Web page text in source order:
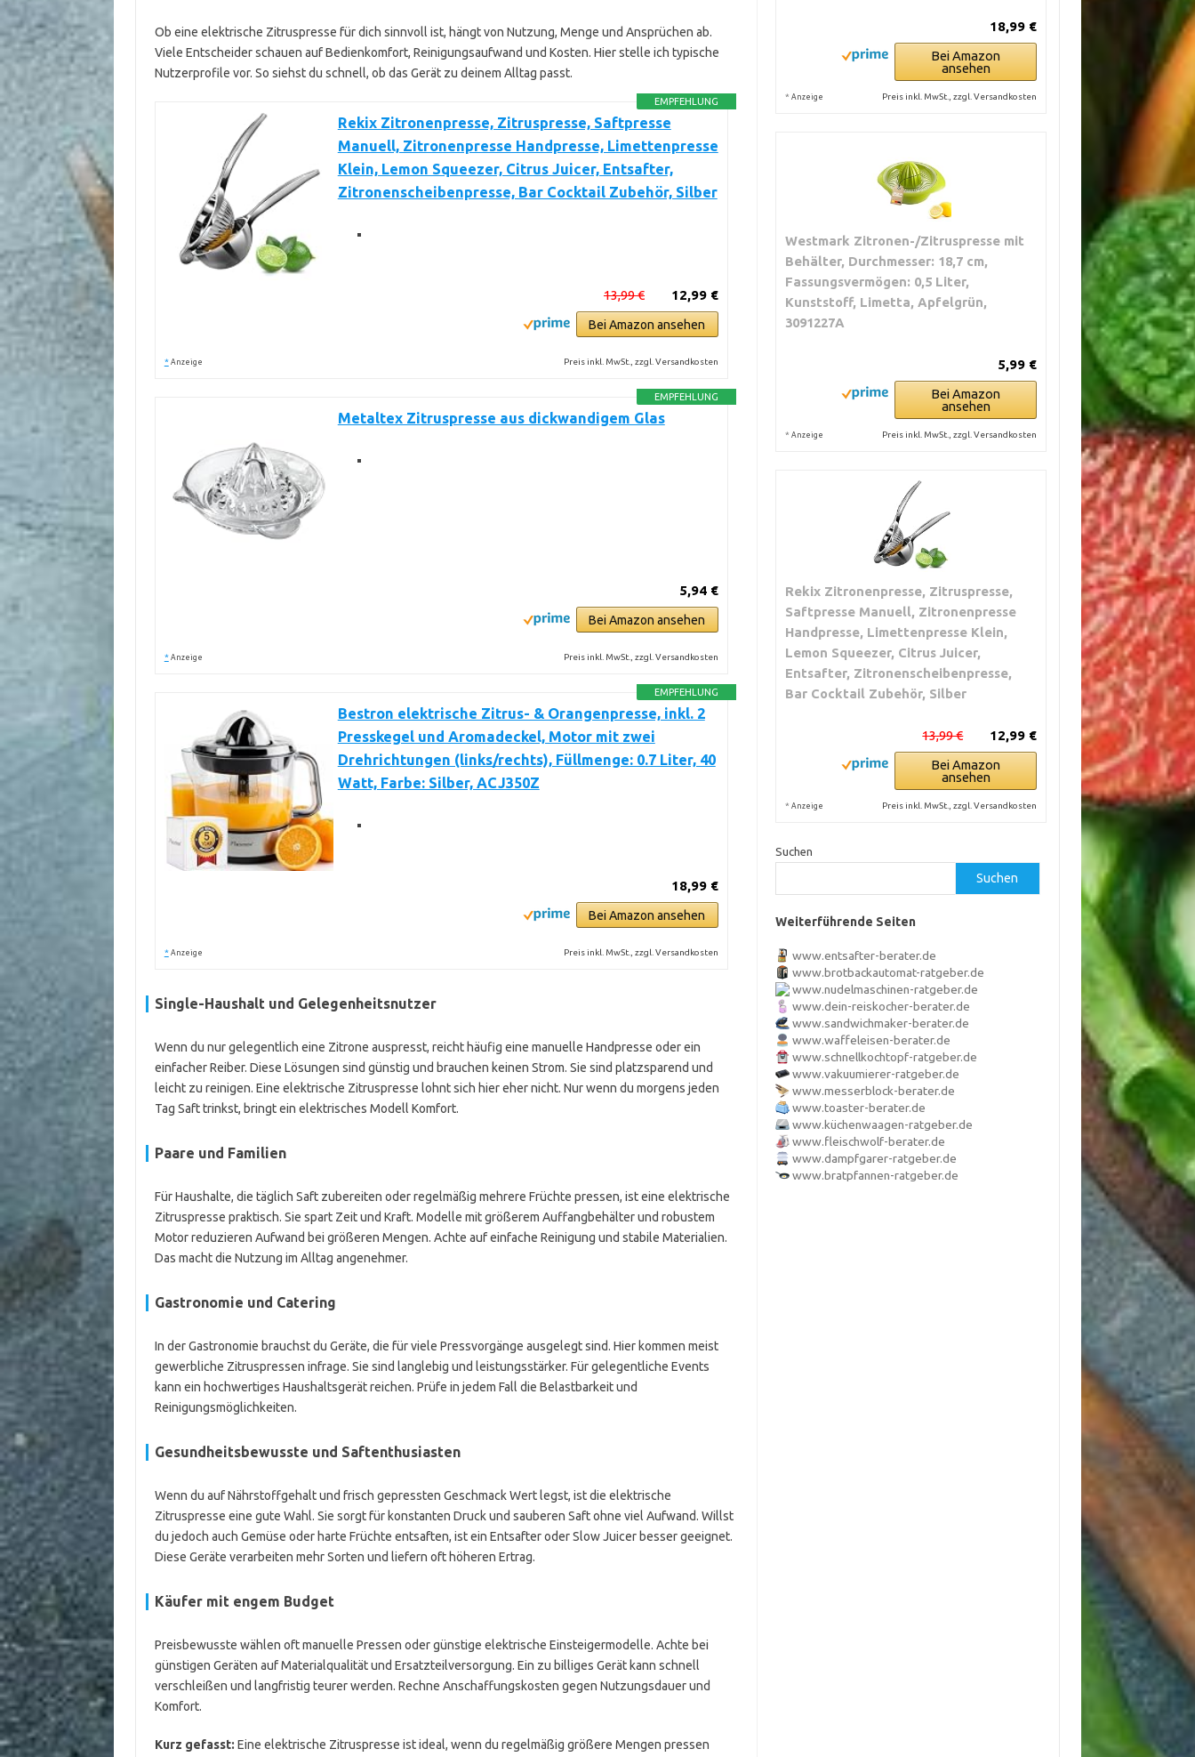
Ob eine elektrische Zitruspresse für dich sinnvoll ist, hängt von Nutzung, Menge und Ansprüchen ab.
Viele Entscheider schauen auf Bedienkomfort, Reinigungsaufwand und Kosten. Hier stelle ich typische
Nutzerprofile vor. So siehst du schnell, ob das Gerät zu deinem Alltag passt.
EMPFEHLUNG
Rekix Zitronenpresse, Zitruspresse, Saftpresse
Manuell, Zitronenpresse Handpresse, Limettenpresse
Klein, Lemon Squeezer, Citrus Juicer, Entsafter,
Zitronenscheibenpresse, Bar Cocktail Zubehör, Silber
12,99 €
13,99 €
Bei Amazon ansehen
* Anzeige Preis inkl. MwSt., zzgl. Versandkosten
EMPFEHLUNG
Metaltex Zitruspresse aus dickwandigem Glas
5,94 €
Bei Amazon ansehen
* Anzeige Preis inkl. MwSt., zzgl. Versandkosten
EMPFEHLUNG
Bestron elektrische Zitrus- & Orangenpresse, inkl. 2
Presskegel und Aromadeckel, Motor mit zwei
Drehrichtungen (links/rechts), Füllmenge: 0.7 Liter, 40
Watt, Farbe: Silber, ACJ350Z
18,99 €
Bei Amazon ansehen
* Anzeige Preis inkl. MwSt., zzgl. Versandkosten
Single-Haushalt und Gelegenheitsnutzer
Wenn du nur gelegentlich eine Zitrone auspresst, reicht häufig eine manuelle Handpresse oder ein
einfacher Reiber. Diese Lösungen sind günstig und brauchen keinen Strom. Sie sind platzsparend und
leicht zu reinigen. Eine elektrische Zitruspresse lohnt sich hier eher nicht. Nur wenn du morgens jeden
Tag Saft trinkst, bringt ein elektrisches Modell Komfort.
Paare und Familien
Für Haushalte, die täglich Saft zubereiten oder regelmäßig mehrere Früchte pressen, ist eine elektrische
Zitruspresse praktisch. Sie spart Zeit und Kraft. Modelle mit größerem Auffangbehälter und robustem
Motor reduzieren Aufwand bei größeren Mengen. Achte auf einfache Reinigung und stabile Materialien.
Das macht die Nutzung im Alltag angenehmer.
Gastronomie und Catering
In der Gastronomie brauchst du Geräte, die für viele Pressvorgänge ausgelegt sind. Hier kommen meist
gewerbliche Zitruspressen infrage. Sie sind langlebig und leistungsstärker. Für gelegentliche Events
kann ein hochwertiges Haushaltsgerät reichen. Prüfe in jedem Fall die Belastbarkeit und
Reinigungsmöglichkeiten.
Gesundheitsbewusste und Saftenthusiasten
Wenn du auf Nährstoffgehalt und frisch gepressten Geschmack Wert legst, ist die elektrische
Zitruspresse eine gute Wahl. Sie sorgt für konstanten Druck und sauberen Saft ohne viel Aufwand. Willst
du jedoch auch Gemüse oder harte Früchte entsaften, ist ein Entsafter oder Slow Juicer besser geeignet.
Diese Geräte verarbeiten mehr Sorten und liefern oft höheren Ertrag.
Käufer mit engem Budget
Preisbewusste wählen oft manuelle Pressen oder günstige elektrische Einsteigermodelle. Achte bei
günstigen Geräten auf Materialqualität und Ersatzteilversorgung. Ein zu billiges Gerät kann schnell
verschleißen und langfristig teurer werden. Rechne Anschaffungskosten gegen Nutzungsdauer und
Komfort.
Kurz gefasst: Eine elektrische Zitruspresse ist ideal, wenn du regelmäßig größere Mengen pressen
18,99 €
Bei Amazon
ansehen
* Anzeige Preis inkl. MwSt., zzgl. Versandkosten
Westmark Zitronen-/Zitruspresse mit
Behälter, Durchmesser: 18,7 cm,
Fassungsvermögen: 0,5 Liter,
Kunststoff, Limetta, Apfelgrün,
3091227A
5,99 €
Bei Amazon
ansehen
* Anzeige Preis inkl. MwSt., zzgl. Versandkosten
Rekix Zitronenpresse, Zitruspresse,
Saftpresse Manuell, Zitronenpresse
Handpresse, Limettenpresse Klein,
Lemon Squeezer, Citrus Juicer,
Entsafter, Zitronenscheibenpresse,
Bar Cocktail Zubehör, Silber
12,99 €
13,99 €
Bei Amazon
ansehen
* Anzeige Preis inkl. MwSt., zzgl. Versandkosten
Suchen
Suchen
Weiterführende Seiten
www.entsafter-berater.de
www.brotbackautomat-ratgeber.de
www.nudelmaschinen-ratgeber.de
www.dein-reiskocher-berater.de
www.sandwichmaker-berater.de
www.waffeleisen-berater.de
www.schnellkochtopf-ratgeber.de
www.vakuumierer-ratgeber.de
www.messerblock-berater.de
www.toaster-berater.de
www.küchenwaagen-ratgeber.de
www.fleischwolf-berater.de
www.dampfgarer-ratgeber.de
www.bratpfannen-ratgeber.de